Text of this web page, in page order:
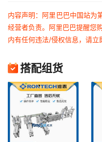
内容声明：阿里巴巴中国站为
经营者负责。阿里巴巴提醒您
内有任何违法/侵权信息，请立
搭配组货